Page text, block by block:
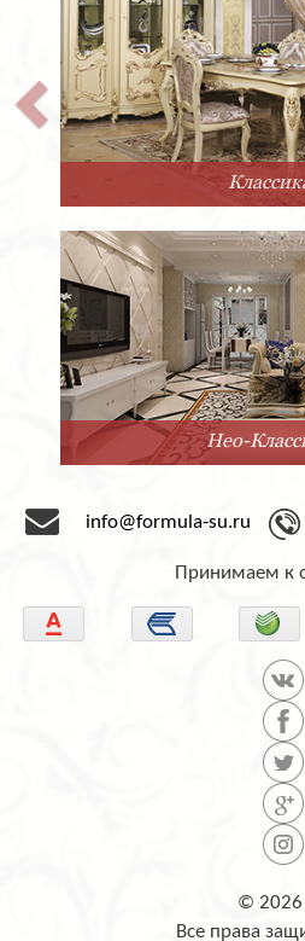
Нео-
info@formula-su.ru
Принимаем к
© 2026
Все права